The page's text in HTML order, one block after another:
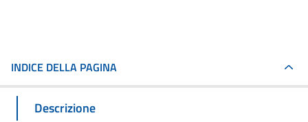
INDICE DELLA PAGINA
Descrizione